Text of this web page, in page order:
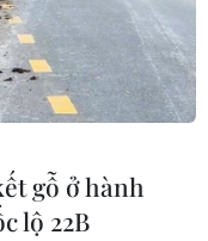
giải Cầu
gỗ ở hành
lộ 22B